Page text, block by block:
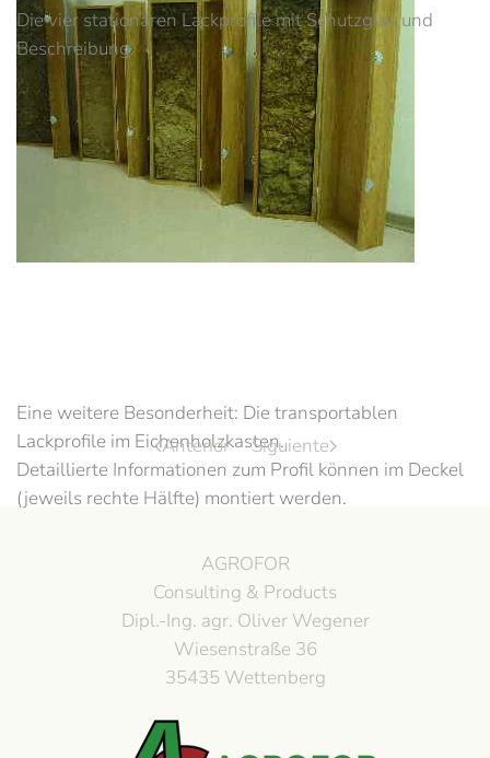
Die vier stationären Lackprofile mit Schutzglas und
Beschreibung.
Eine weitere Besonderheit: Die transportablen
Lackprofile im Eichenholzkasten.
Detaillierte Informationen zum Profil können im Deckel
(jeweils rechte Hälfte) montiert werden.
Anterior Siguiente
AGROFOR
Consulting & Products
Dipl.-Ing. agr. Oliver Wegener
Wiesenstraße 36
35435 Wettenberg